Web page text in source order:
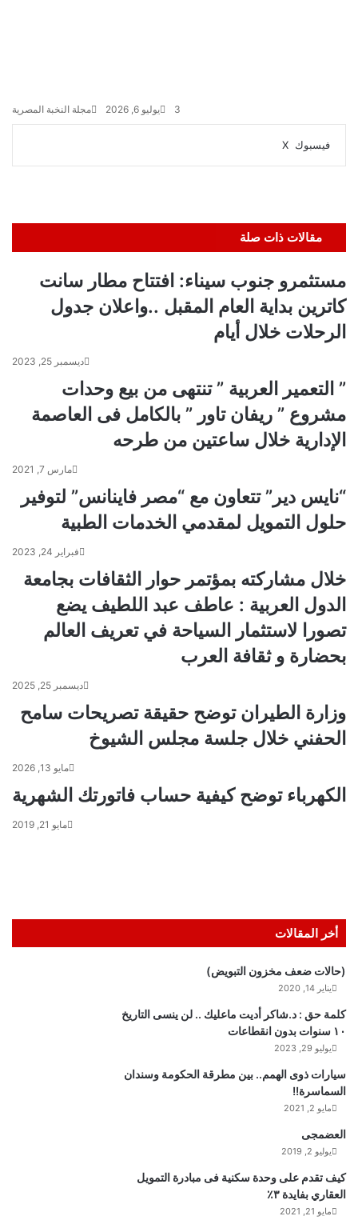
مجلة النخبة المصرية يوليو 6, 2026
فيسبوك ‫X
مقالات ذات صلة
مستثمرو جنوب سيناء: افتتاح مطار سانت
كاترين بداية العام المقبل ..واعلان جدول
الرحلات خلال أيام
ديسمبر 25, 2023
” التعمير العربية ” تنتهى من بيع وحدات
مشروع ” ريفان تاور ” بالكامل فى العاصمة
الإدارية خلال ساعتين من طرحه
مارس 7, 2021
“نايس دير” تتعاون مع “مصر فاينانس” لتوفير
حلول التمويل لمقدمي الخدمات الطبية
فبراير 24, 2023
خلال مشاركته بمؤتمر حوار الثقافات بجامعة
الدول العربية : عاطف عبد اللطيف يضع
تصورا لاستثمار السياحة في تعريف العالم
بحضارة و ثقافة العرب
ديسمبر 25, 2025
وزارة الطيران توضح حقيقة تصريحات سامح
الحفني خلال جلسة مجلس الشيوخ
مايو 13, 2026
الكهرباء توضح كيفية حساب فاتورتك الشهرية
مايو 21, 2019
أخر المقالات
(حالات ضعف مخزون التبويض)
يناير 14, 2020
كلمة حق : د.شاكر أديت ماعليك .. لن ينسى التاريخ
١٠ سنوات بدون انقطاعات
يوليو 29, 2023
سيارات ذوى الهمم.. بين مطرقة الحكومة وسندان
السماسرة!!
مايو 2, 2021
العضمجى
يوليو 2, 2019
كيف تقدم على وحدة سكنية فى مبادرة التمويل
العقاري بفايدة ٣٪
مايو 21, 2021